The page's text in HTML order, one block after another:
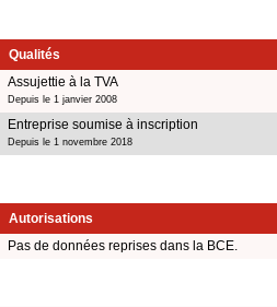
Qualités
Assujettie à la TVA
Depuis le 1 janvier 2008
Entreprise soumise à inscription
Depuis le 1 novembre 2018
Autorisations
Pas de données reprises dans la BCE.